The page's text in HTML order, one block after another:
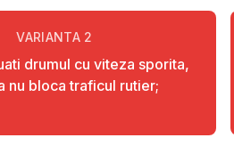
VARIANTA 2
drumul cu viteza sporita,
nu bloca traficul rutier;